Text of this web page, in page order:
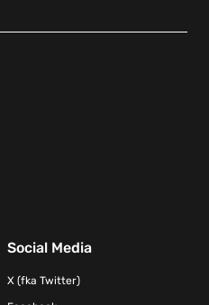
Social Media
X (fka Twitter)